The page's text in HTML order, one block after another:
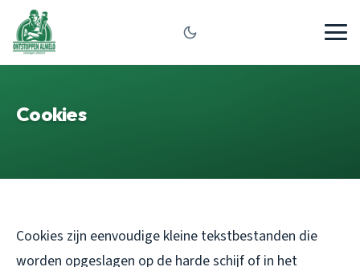
Cookies
Cookies zijn eenvoudige kleine tekstbestanden die
worden opgeslagen op de harde schijf of in het